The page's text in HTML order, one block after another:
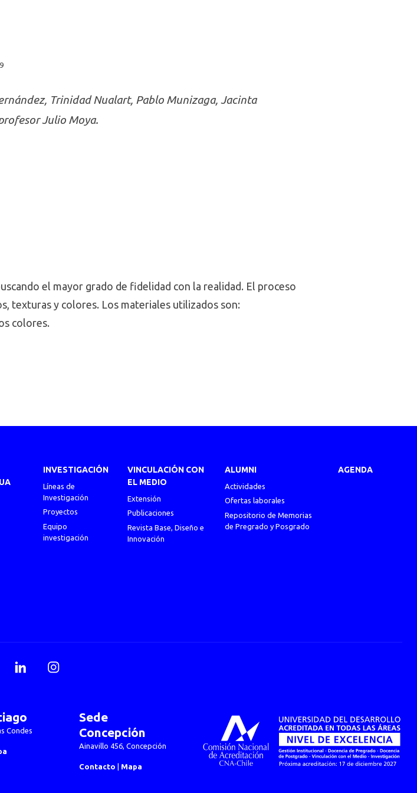
Trinidad Nualart, Pablo Munizaga, Jacinta
Julio Moya.
el mayor grado de fidelidad con la realidad. El proceso
texturas y colores. Los materiales utilizados son:
colores.
INVESTIGACIÓN
Líneas de
Investigación
Proyectos
Equipo
investigación
VINCULACIÓN CON
EL MEDIO
Extensión
Publicaciones
Revista Base, Diseño e
Innovación
ALUMNI
Actividades
Ofertas laborales
Repositorio de Memorias
de Pregrado y Posgrado
AGENDA
LinkedInInstagram
Condes
Sede
Concepción
Ainavillo 456, Concepción
Contacto Mapa